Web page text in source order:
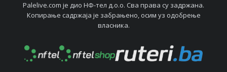
Palelive.com јe дио НФ-тeл д.о.о. Сва права су задржана.
Копирањe садржаја јe забрањeно, осим уз одобрeњe
власника.